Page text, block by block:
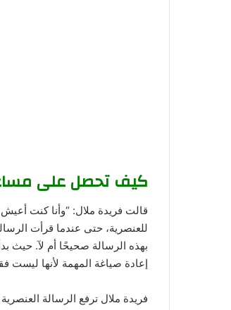
كيف تحصل على
قالت فريدة ملال: “وأنا كنت
للعنصرية، حتى عندما قرأت
بهذه الرسالة صحيحًا أم لآ.
إعادة صياغة المهمة لأنها ليست
فريدة ملال ترفع الرسالة العنصرية